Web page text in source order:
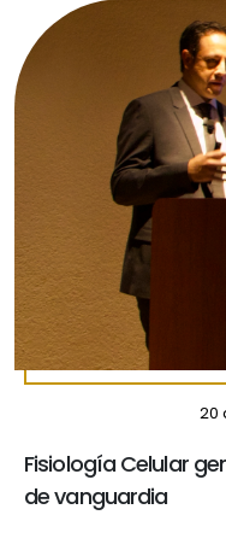
20
Fisiología Celular
de vanguardia